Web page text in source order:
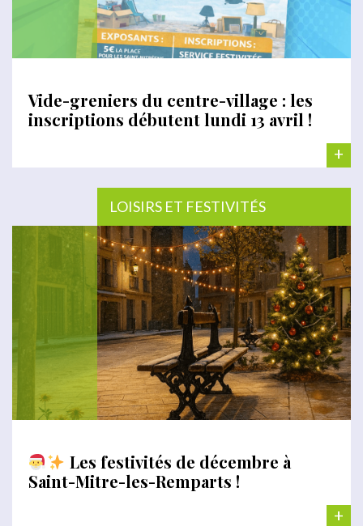
Vide-greniers du centre-village : les
inscriptions débutent lundi 13 avril !
+
LOISIRS ET FESTIVITÉS
Les festivités de décembre à
Saint-Mitre-les-Remparts !
+